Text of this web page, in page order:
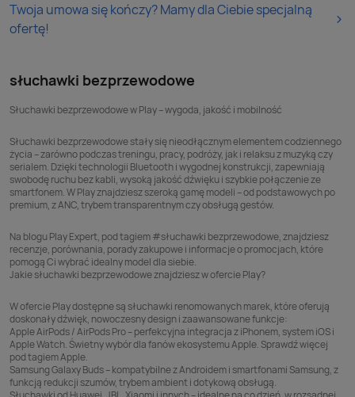
Twoja umowa się kończy? Mamy dla Ciebie specjalną
ofertę!
słuchawki bezprzewodowe
Słuchawki bezprzewodowe w Play – wygoda, jakość i mobilność
Słuchawki bezprzewodowestały się nieodłącznym elementem codziennego
życia – zarówno podczas treningu, pracy, podróży, jak i relaksu z muzyką czy
serialem. Dzięki technologii Bluetooth i wygodnej konstrukcji, zapewniają
swobodę ruchu bez kabli, wysoką jakość dźwięku i szybkie połączenie ze
smartfonem. W Play znajdziesz szeroką gamę modeli – od podstawowych po
premium, z ANC, trybem transparentnym czy obsługą gestów.
Na blogu Play Expert, pod tagiem #słuchawki bezprzewodowe, znajdziesz
recenzje, porównania, porady zakupowe i informacje o promocjach, które
pomogą Ci wybrać idealny model dla siebie.
Jakie słuchawki bezprzewodowe znajdziesz w ofercie Play?
W ofercie Play dostępne są słuchawki renomowanych marek, które oferują
doskonały dźwięk, nowoczesny design i zaawansowane funkcje:
Apple AirPods / AirPods Pro – perfekcyjna integracja z iPhonem, system iOS i
Apple Watch. Świetny wybór dla fanów ekosystemu Apple. Sprawdź więcej
pod tagiemApple.
Samsung Galaxy Buds – kompatybilne z Androidem i smartfonami Samsung, z
funkcją redukcji szumów, trybem ambient i dotykową obsługą.